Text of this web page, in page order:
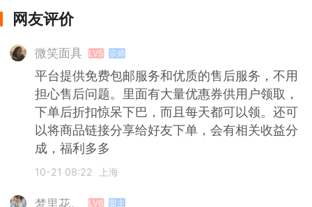
网友评价
微笑面具 LV5 宗师
平台提供免费包邮服务和优质的售后服务，不用
担心售后问题。里面有大量优惠券供用户领取，
下单后折扣惊呆下巴，而且每天都可以领。还可
以将商品链接分享给好友下单，会有相关收益分
成，福利多多
10-21 08:22 上海
梦里花。 LV6 盟主